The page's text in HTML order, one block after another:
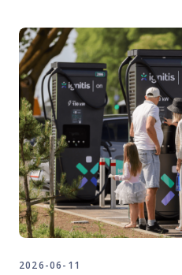
2026-06-11